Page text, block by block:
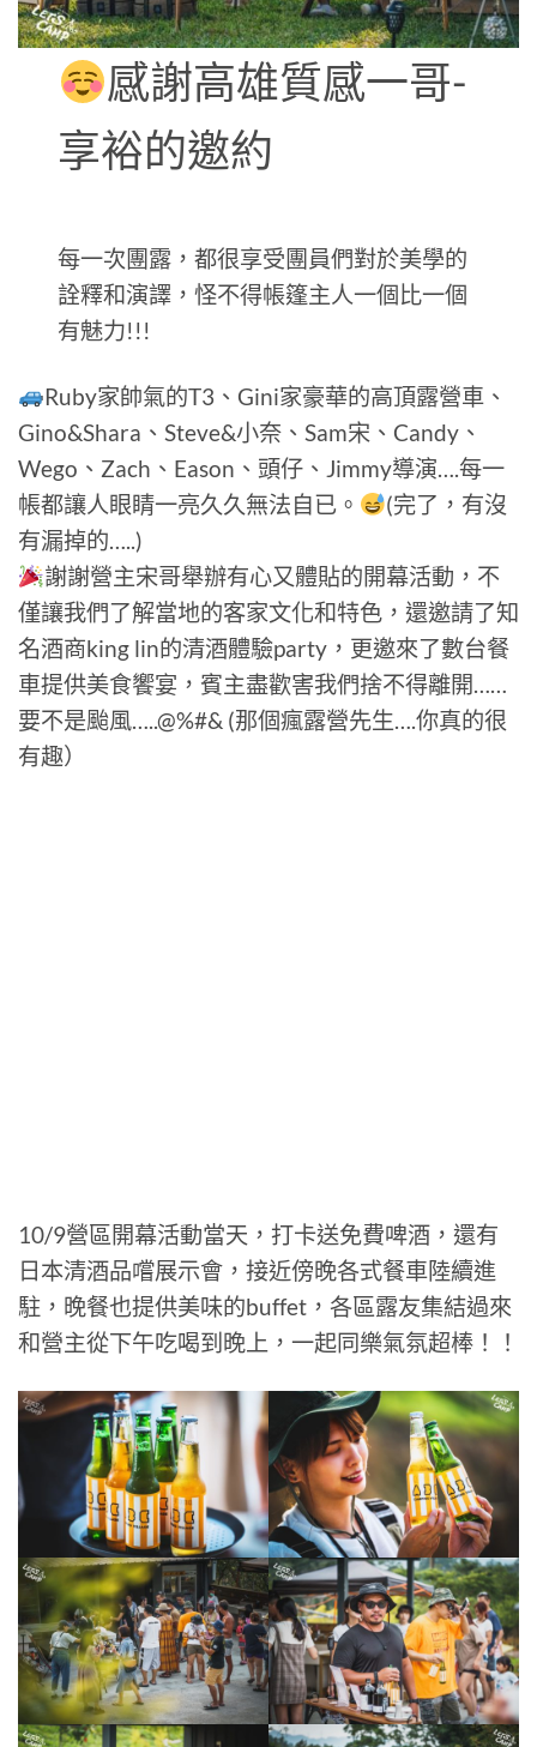
感謝高雄質感一哥-
享裕的邀約
每一次團露，都很享受團員們對於美學的
詮釋和演譯，怪不得帳篷主人一個比一個
有魅力!!!
Ruby家帥氣的T3、Gini家豪華的高頂露營車、
Gino&Shara、Steve&小奈、Sam宋、Candy、
Wego、Zach、Eason、頭仔、Jimmy導演….每一
帳都讓人眼睛一亮久久無法自已。
(完了，有沒
有漏掉的…..)
謝謝營主宋哥舉辦有心又體貼的開幕活動，不
僅讓我們了解當地的客家文化和特色，還邀請了知
名酒商king lin的清酒體驗party，更邀來了數台餐
車提供美食饗宴，賓主盡歡害我們捨不得離開……
要不是颱風…..@%#& (那個瘋露營先生….你真的很
有趣）
10/9營區開幕活動當天，打卡送免費啤酒，還有
日本清酒品嚐展示會，接近傍晚各式餐車陸續進
駐，晚餐也提供美味的buffet，各區露友集結過來
和營主從下午吃喝到晚上，一起同樂氣氛超棒！！